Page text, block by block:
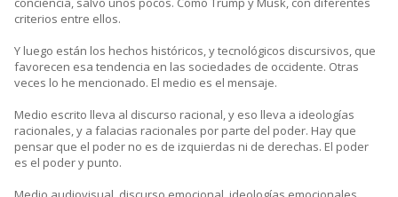
criterios entre ellos.
Y luego están los hechos históricos, y tecnológicos discursivos, que
favorecen esa tendencia en las sociedades de occidente. Otras
veces lo he mencionado. El medio es el mensaje.
Medio escrito lleva al discurso racional, y eso lleva a ideologías
racionales, y a falacias racionales por parte del poder. Hay que
pensar que el poder no es de izquierdas ni de derechas. El poder
es el poder y punto.